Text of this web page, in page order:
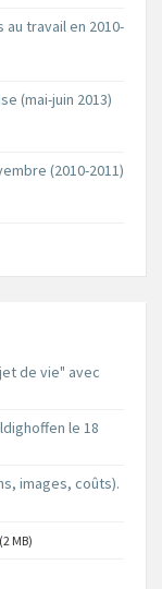
travail en 2010-
(mai-juin 2013)
(2010-2011)
de vie" avec
le 18
images, coûts).
(2 MB)